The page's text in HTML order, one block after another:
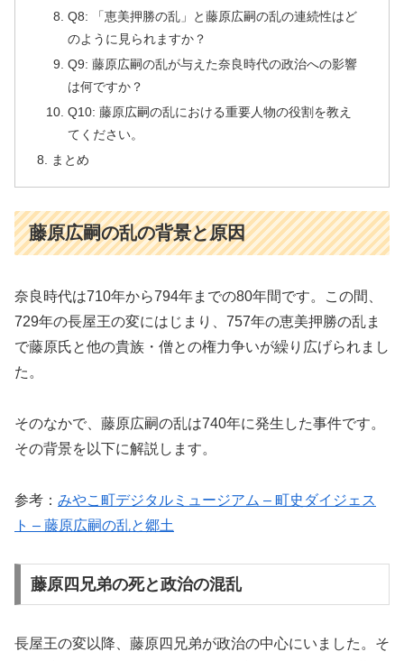
Q8: 「恵美押勝の乱」と藤原広嗣の乱の連続性はど
のように見られますか？
Q9: 藤原広嗣の乱が与えた奈良時代の政治への影響
は何ですか？
Q10: 藤原広嗣の乱における重要人物の役割を教え
てください。
まとめ
藤原広嗣の乱の背景と原因
奈良時代は710年から794年までの80年間です。この間、
729年の長屋王の変にはじまり、757年の恵美押勝の乱ま
で藤原氏と他の貴族・僧との権力争いが繰り広げられまし
た。
そのなかで、藤原広嗣の乱は740年に発生した事件です。
その背景を以下に解説します。
参考： みやこ町デジタルミュージアム – 町史ダイジェス
ト – 藤原広嗣の乱と郷土
藤原四兄弟の死と政治の混乱
長屋王の変以降、藤原四兄弟が政治の中心にいました。そ